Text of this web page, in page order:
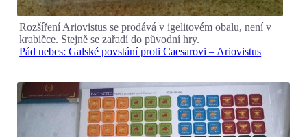
Rozšíření Ariovistus se prodává v igelitovém obalu, není v
krabičce. Stejně se zařadí do původní hry.
Pád nebes: Galské povstání proti Caesarovi – Ariovistus